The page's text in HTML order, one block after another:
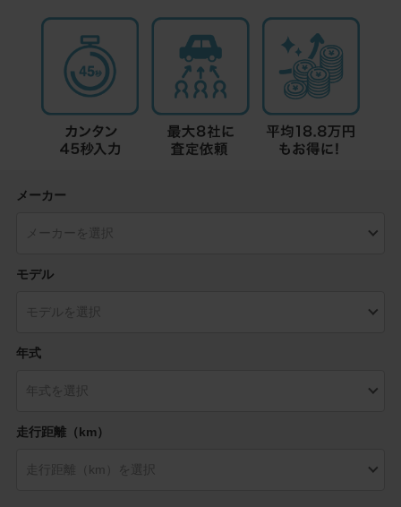
メーカー
モデル
年式
走行距離（km）